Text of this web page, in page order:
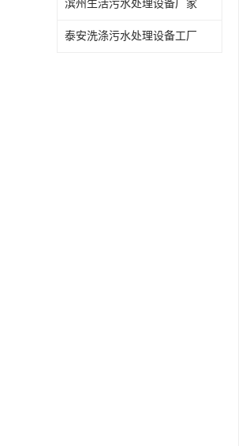
滨州生活污水处理设备厂家
泰安洗涤污水处理设备工厂